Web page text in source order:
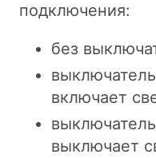
подключения:
без
включает
выключает